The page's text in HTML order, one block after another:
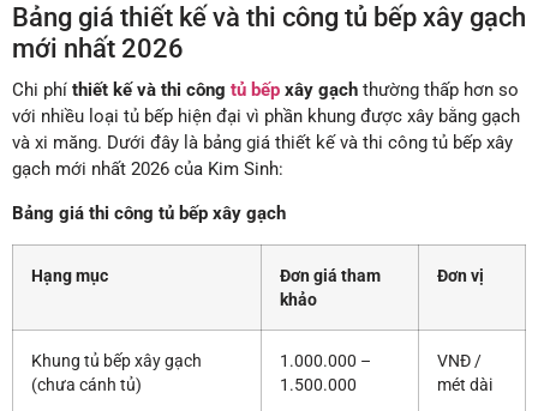
Bảng giá thiết kế và thi công tủ bếp xây gạch
mới nhất 2026
Chi phí thiết kế và thi công tủ bếp xây gạch thường thấp hơn so
với nhiều loại tủ bếp hiện đại vì phần khung được xây bằng gạch
và xi măng. Dưới đây là bảng giá thiết kế và thi công tủ bếp xây
gạch mới nhất 2026 của Kim Sinh:
Bảng giá thi công tủ bếp xây gạch
Hạng mục
Đơn giá tham
khảo
Đơn vị
Khung tủ bếp xây gạch
(chưa cánh tủ)
1.000.000 –
1.500.000
VNĐ /
mét dài